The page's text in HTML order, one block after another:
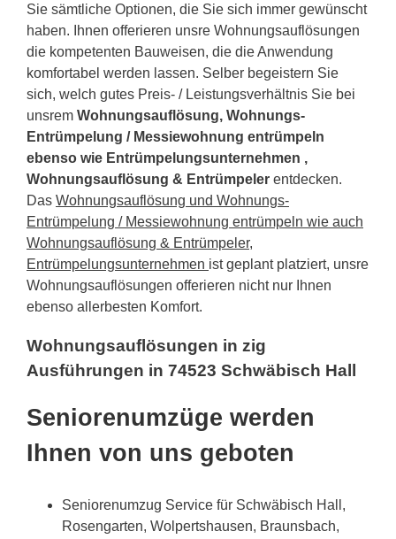
Sie sämtliche Optionen, die Sie sich immer gewünscht
haben. Ihnen offerieren unsre Wohnungsauflösungen
die kompetenten Bauweisen, die die Anwendung
komfortabel werden lassen. Selber begeistern Sie
sich, welch gutes Preis- / Leistungsverhältnis Sie bei
unsrem Wohnungsauflösung, Wohnungs-
Entrümpelung / Messiewohnung entrümpeln
ebenso wie Entrümpelungsunternehmen ,
Wohnungsauflösung & Entrümpeler entdecken.
Das Wohnungsauflösung und Wohnungs-
Entrümpelung / Messiewohnung entrümpeln wie auch
Wohnungsauflösung & Entrümpeler,
Entrümpelungsunternehmen ist geplant platziert, unsre
Wohnungsauflösungen offerieren nicht nur Ihnen
ebenso allerbesten Komfort.
Wohnungsauflösungen in zig
Ausführungen in 74523 Schwäbisch Hall
Seniorenumzüge werden
Ihnen von uns geboten
Seniorenumzug Service für Schwäbisch Hall,
Rosengarten, Wolpertshausen, Braunsbach,